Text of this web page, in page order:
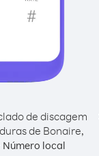
de discagem
de Bonaire,
Número local